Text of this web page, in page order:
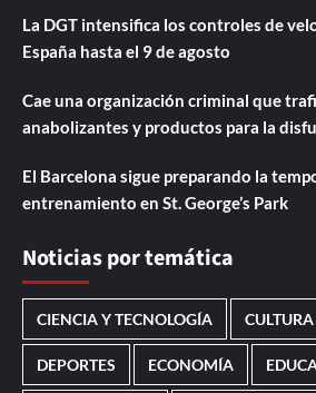
La DGT intensifica los controles de
España hasta el 9 de agosto
Cae una organización criminal que
anabolizantes y productos para la
El Barcelona sigue preparando la
entrenamiento en St. George’s Park
Noticias por temática
CIENCIA Y TECNOLOGÍA
DEPORTES ECONOMÍA